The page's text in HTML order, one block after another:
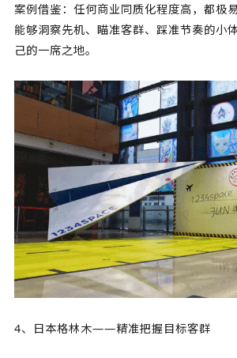
案例借鉴：任何商业同质化程度高，都极
能够洞察先机、瞄准客群、踩准节奏的小
己的一席之地。
4、日本格林木——精准把握目标客群